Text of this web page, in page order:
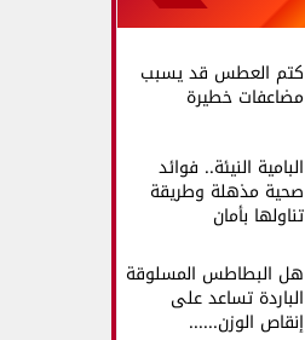
كتم العطس قد يسبب
مضاعفات خطيرة
البامية النيئة.. فوائد
صحية مذهلة وطريقة
تناولها بأمان
هل البطاطس المسلوقة
الباردة تساعد على
إنقاص الوزن......